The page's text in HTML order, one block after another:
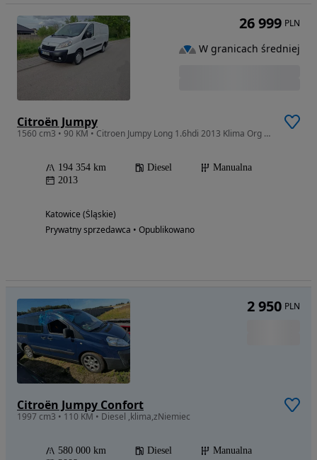
Citroën Jumpy
1560 cm3 • 90 KM • Citroen Jumpy Long 1.6hdi 2013 Klima Org Lakier
194 354 km Diesel
Manualna
2013
Katowice (Śląskie)
Prywatny sprzedawca • Opublikowano
26 999 PLN
W granicach średniej
Citroën Jumpy Confort
1997 cm3 • 110 KM • Diesel ,klima,zNiemiec
580 000 km Diesel
Manualna
2 950 PLN